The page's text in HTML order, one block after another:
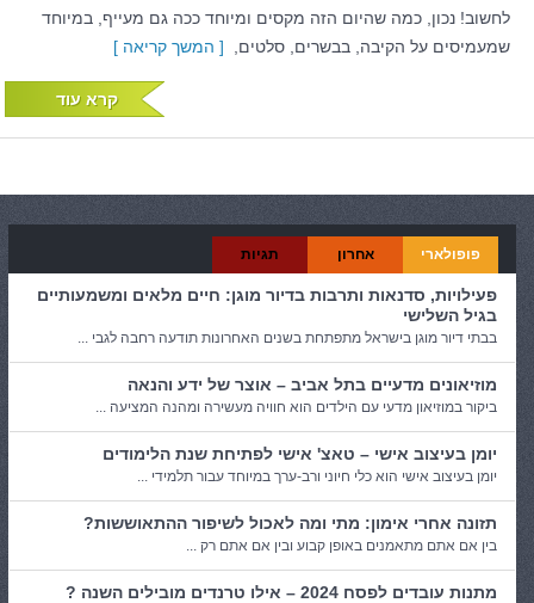
לחשוב! נכון, כמה שהיום הזה מקסים ומיוחד ככה גם מעייף, במיוחד
שמעמיסים על הקיבה, בבשרים, סלטים,
[ המשך קריאה ]
קרא עוד
פופולארי אחרון תגיות
פעילויות, סדנאות ותרבות בדיור מוגן: חיים מלאים ומשמעותיים
בגיל השלישי
בבתי דיור מוגן בישראל מתפתחת בשנים האחרונות תודעה רחבה לגבי ...
מוזיאונים מדעיים בתל אביב – אוצר של ידע והנאה
ביקור במוזיאון מדעי עם הילדים הוא חוויה מעשירה ומהנה המציעה ...
יומן בעיצוב אישי – טאצ' אישי לפתיחת שנת הלימודים
יומן בעיצוב אישי הוא כלי חיוני ורב-ערך במיוחד עבור תלמידי ...
תזונה אחרי אימון: מתי ומה לאכול לשיפור ההתאוששות?
בין אם אתם מתאמנים באופן קבוע ובין אם אתם רק ...
מתנות עובדים לפסח 2024 – אילו טרנדים מובילים השנה ?